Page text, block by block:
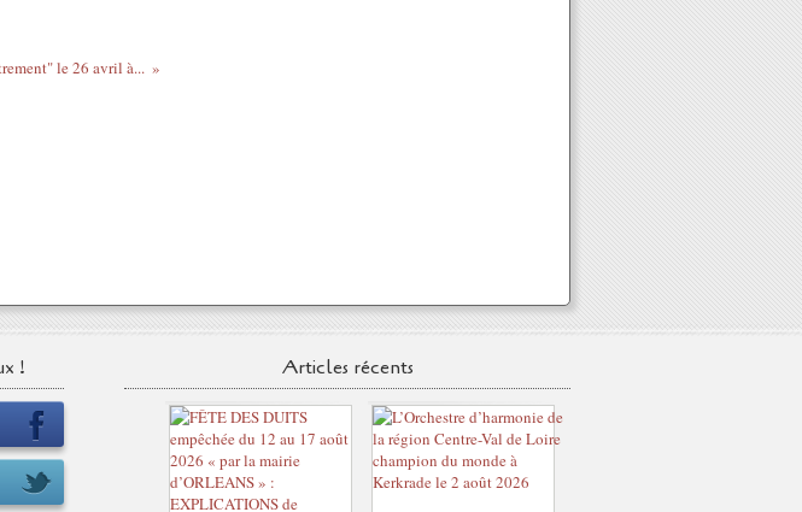
le 26 avril à...
! Articles récents